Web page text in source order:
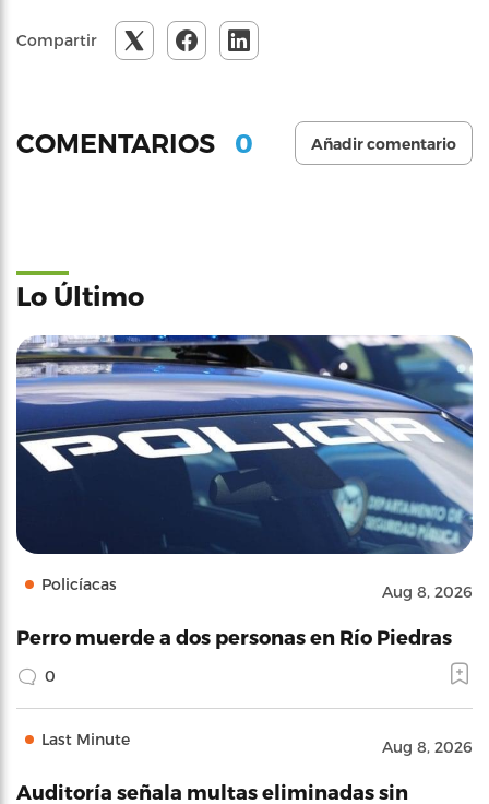
Compartir
COMENTARIOS 0 Añadir comentario
Lo Último
Policíacas Aug 8, 2026
Perro muerde a dos personas en Río Piedras
0
Last Minute Aug 8, 2026
Auditoría señala multas eliminadas sin